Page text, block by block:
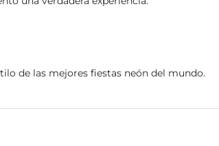
de las mejores fiestas neón del mundo.